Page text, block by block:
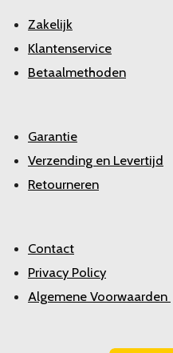
Zakelijk
Klantenservice
Betaalmethoden
Garantie
Verzending en Levertijd
Retourneren
Contact
Privacy Policy
Algemene Voorwaarden